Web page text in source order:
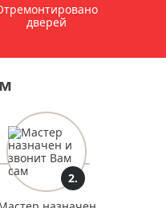
дверей
2.